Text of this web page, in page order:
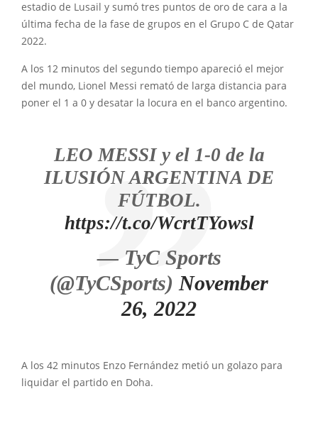
estadio de Lusail y sumó tres puntos de oro de cara a la
última fecha de la fase de grupos en el Grupo C de Qatar
2022.
A los 12 minutos del segundo tiempo apareció el mejor
del mundo, Lionel Messi remató de larga distancia para
poner el 1 a 0 y desatar la locura en el banco argentino.
LEO MESSI y el 1-0 de la
ILUSIÓN ARGENTINA DE
FÚTBOL.
https://t.co/WcrtTYowsl
— TyC Sports
(@TyCSports) November
26, 2022
A los 42 minutos Enzo Fernández metió un golazo para
liquidar el partido en Doha.